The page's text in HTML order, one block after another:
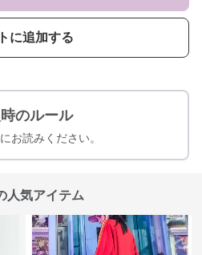
に追加する
のルール
お読みください。
人気アイテム